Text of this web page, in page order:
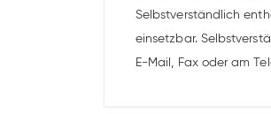
Selbstverständlich
einsetzbar.
E-Mail, Fax oder am